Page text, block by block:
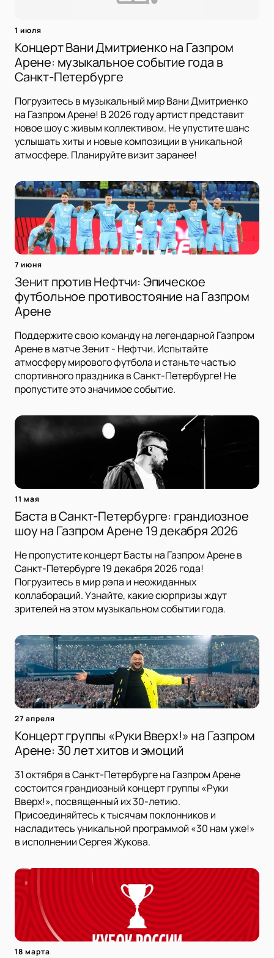
1 июля
Концерт Вани Дмитриенко на Газпром
Арене: музыкальное событие года в
Санкт-Петербурге
Погрузитесь в музыкальный мир Вани Дмитриенко
на Газпром Арене! В 2026 году артист представит
новое шоу с живым коллективом. Не упустите шанс
услышать хиты и новые композиции в уникальной
атмосфере. Планируйте визит заранее!
7 июня
Зенит против Нефтчи: Эпическое
футбольное противостояние на Газпром
Арене
Поддержите свою команду на легендарной Газпром
Арене в матче Зенит - Нефтчи. Испытайте
атмосферу мирового футбола и станьте частью
спортивного праздника в Санкт-Петербурге! Не
пропустите это значимое событие.
11 мая
Баста в Санкт-Петербурге: грандиозное
шоу на Газпром Арене 19 декабря 2026
Не пропустите концерт Басты на Газпром Арене в
Санкт-Петербурге 19 декабря 2026 года!
Погрузитесь в мир рэпа и неожиданных
коллабораций. Узнайте, какие сюрпризы ждут
зрителей на этом музыкальном событии года.
27 апреля
Концерт группы «Руки Вверх!» на Газпром
Арене: 30 лет хитов и эмоций
31 октября в Санкт-Петербурге на Газпром Арене
состоится грандиозный концерт группы «Руки
Вверх!», посвященный их 30-летию.
Присоединяйтесь к тысячам поклонников и
насладитесь уникальной программой «30 нам уже!»
в исполнении Сергея Жукова.
18 марта